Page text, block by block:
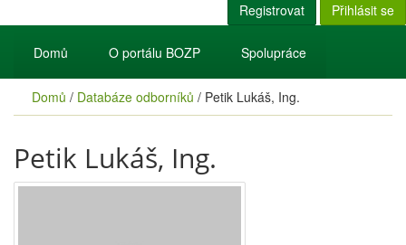
Registrovat Přihlásit se
Domů O portálu BOZP Spolupráce
Domů / Databáze odborníků / Petik Lukáš, Ing.
Petik Lukáš, Ing.